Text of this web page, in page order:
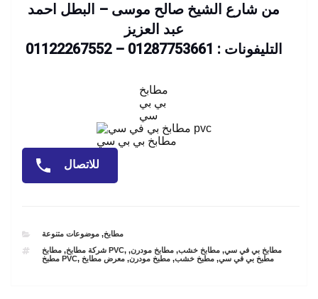
من شارع الشيخ صالح موسى – البطل احمد
عبد العزيز
التليفونات : 01287753661 – 01122267552
مطابخ
بي بي
سي
مطابخ بي بي سي
للاتصال
CATEGORIES مطابخ,موضوعات متنوعة
TAGS شركة مطابخ, مطابخ PVC, مطابخ بي في سي,مطابخ خشب,مطابخ مودرن,
مطبخ PVC, مطبخ بي في سي,مطبخ خشب,مطبخ مودرن,معرض مطابخ